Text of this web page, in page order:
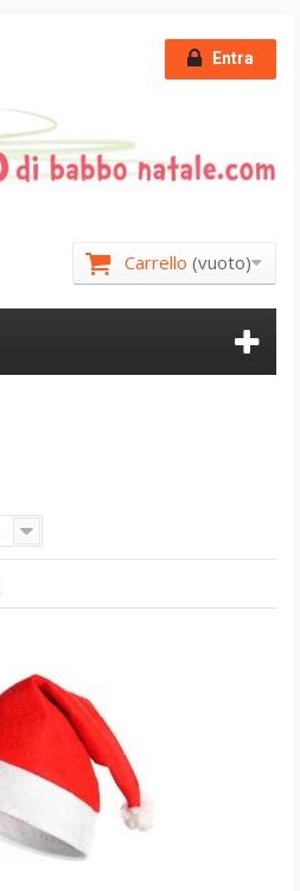
Entra
Carrello (vuoto)